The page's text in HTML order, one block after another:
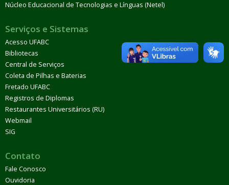
Núcleo Educacional de Tecnologias e Línguas (Netel)
Serviços e Sistemas
Acesso UFABC
Bibliotecas
Central de Serviços
Coleta de Pilhas e Baterias
Fretado UFABC
Registros de Diplomas
Restaurantes Universitários (RU)
Webmail
SIG
Contato
Fale Conosco
Ouvidoria